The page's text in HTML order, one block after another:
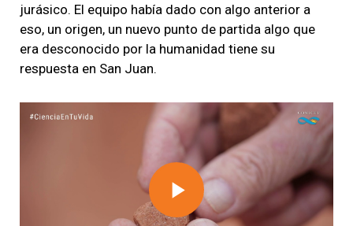
jurásico. El equipo había dado con algo anterior a
eso, un origen, un nuevo punto de partida algo que
era desconocido por la humanidad tiene su
respuesta en San Juan.
Play